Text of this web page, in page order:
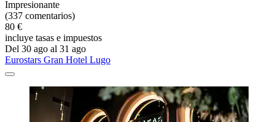
Impresionante
(337 comentarios)
80 €
incluye tasas e impuestos
Del 30 ago al 31 ago
Eurostars Gran Hotel Lugo